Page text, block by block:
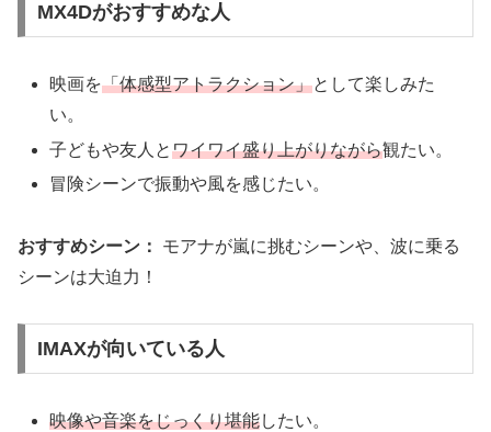
MX4Dがおすすめな人
映画を「体感型アトラクション」として楽しみた
い。
子どもや友人とワイワイ盛り上がりながら観たい。
冒険シーンで振動や風を感じたい。
おすすめシーン：
モアナが嵐に挑むシーンや、波に乗る
シーンは大迫力！
IMAXが向いている人
映像や音楽をじっくり堪能したい。